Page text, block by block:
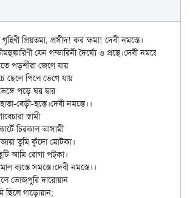
প্রিয়তমা, প্রসীদ! কর ক্ষমা! দেবী নমস্তে।
যেন গন্ডারিনী দৈর্ঘ্যে ও প্রস্থে।দেবী নমস্তে।।
পড়শীরা জেগে যায়
ছেলে পিলে ভেগে যায়
পড়ে ঘর দ্বার
বেড়ী-হস্তে।দেবী নমস্তে।।
স্বামী
চিরকাল আসামী
তুমি কুঁদো মোটকা।
আমি রোগা পট্‌কা।
ব্যস্তে সমস্তে।দেবী নমস্তে।।
ভোজপুরি দারোয়ান
ছিলে গাড়োয়ান;